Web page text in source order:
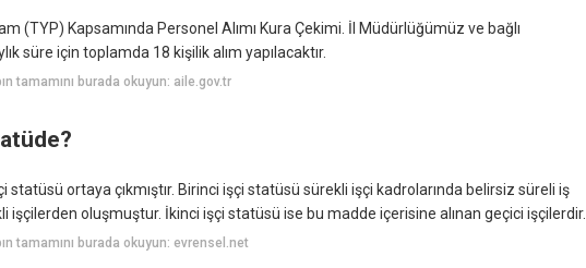
(TYP) Kapsamında Personel Alımı Kura Çekimi. İl Müdürlüğümüz ve bağlı
süre için toplamda 18 kişilik alım yapılacaktır.
tamamını burada okuyun: aile.gov.tr
statüsü ortaya çıkmıştır. Birinci işçi statüsü sürekli işçi kadrolarında belirsiz süreli iş
işçilerden oluşmuştur. İkinci işçi statüsü ise bu madde içerisine alınan geçici işçilerdir.
tamamını burada okuyun: evrensel.net